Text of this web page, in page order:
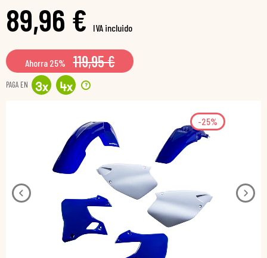
89,96 € IVA incluido
Ahorra 25% 119,95 €
PAGA EN 3x 4x ?
-25%